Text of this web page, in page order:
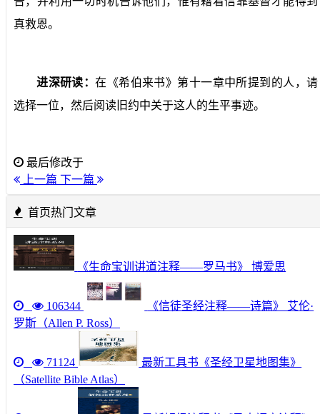
真救恩。
进深研读：在《希伯来书》第十一章中所提到的人，请
选择一位，然后阅读旧约中关于这人的生平事迹。
最后修改于
上一篇 下一篇
首页热门文章
《生命宝训讲道注释——罗马书》 博爱思
106344
《信徒圣经注释——诗篇》 艾伦·
罗斯（Allen P. Ross）
71124
最新工具书《圣经卫星地图集》
（Satellite Bible Atlas）